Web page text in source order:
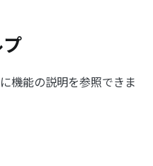
機能の説明を参照できま